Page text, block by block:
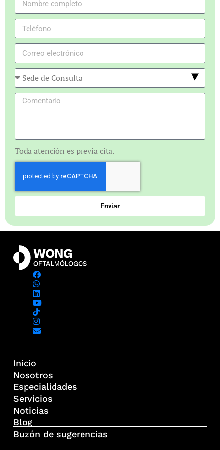
Toda atención es previa cita.
Enviar
Inicio
Nosotros
Especialidades
Servicios
Noticias
Blog
Buzón de sugerencias